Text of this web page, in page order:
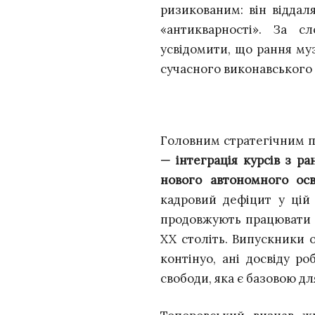
ризикованим: він
«антикварності». За
усвідомити, що рання
сучасного
Головним стратегічним
— інтеграція курсів з
нового автономного
кадровий дефіцит у цій
продовжують
XX століть.
контінуо, ані досвіду
свободи, яка є базовою